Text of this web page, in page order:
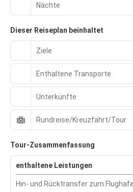
Nächte
Dieser Reiseplan beinhaltet
Ziele
Enthaltene Transporte
Unterkünfte
Rundreise/Kreuzfahrt/Tour
Tour-Zusammenfassung
enthaltene Leistungen
Hin- und Rücktransfer zum